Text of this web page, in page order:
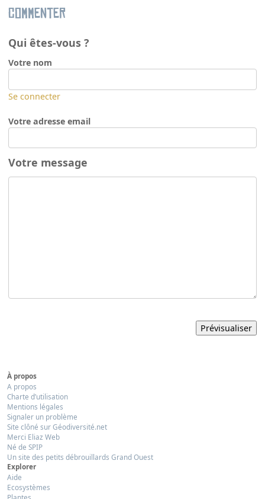
Commenter
Qui êtes-vous ?
Votre nom
Se connecter
Votre adresse email
Votre message
À propos
A propos
Charte d’utilisation
Mentions légales
Signaler un problème
Site clôné sur Géodiversité.net
Merci Eliaz Web
Né de SPIP
Un site des petits débrouillards Grand Ouest
Explorer
Aide
Ecosystèmes